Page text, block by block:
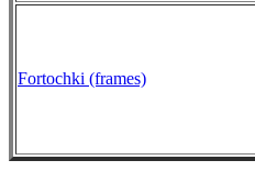
Fortochki (frames)